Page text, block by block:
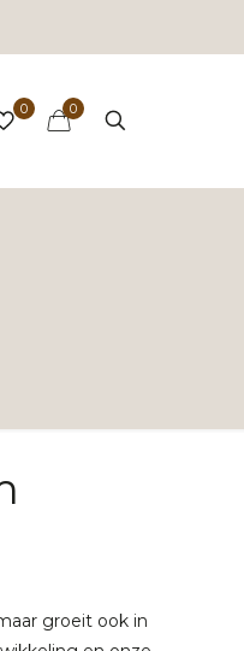
0 0
groeit ook in